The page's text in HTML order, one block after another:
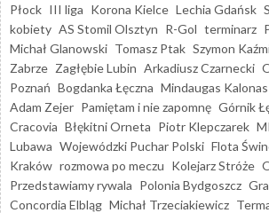
Płock III liga Korona Kielce Lechia Gdańsk
kobiety AS Stomil Olsztyn R-Gol terminarz
Michał Glanowski Tomasz Ptak Szymon
Zabrze Zagłębie Lubin Arkadiusz Czarnecki
Poznań Bogdanka Łęczna Mindaugas Kalonas
Adam Zejer Pamiętam i nie zapomnę Górnik
Cracovia Błękitni Orneta Piotr Klepczarek
Lubawa Wojewódzki Puchar Polski Flota
Kraków rozmowa po meczu Kolejarz Stróże
Przedstawiamy rywala Polonia Bydgoszcz
Concordia Elbląg Michał Trzeciakiewicz